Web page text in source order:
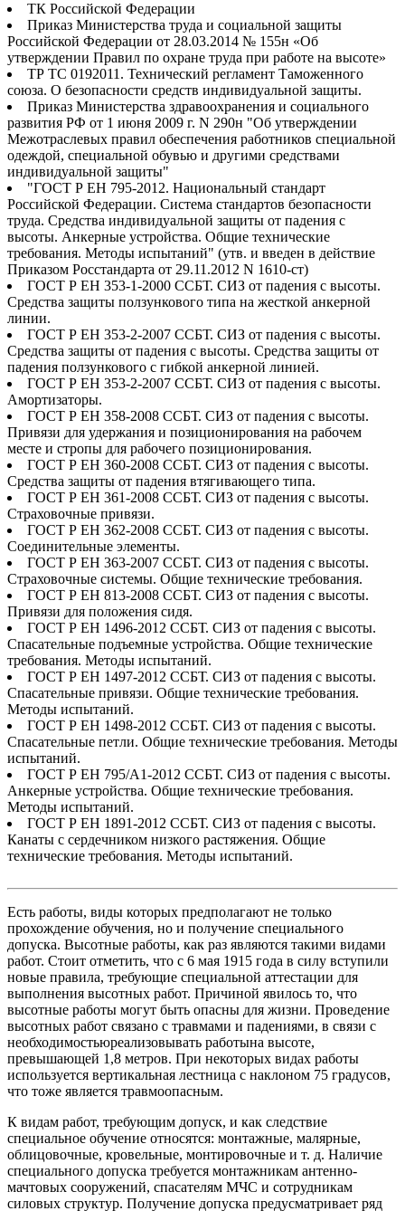
ТК Российской Федерации
Приказ Министерства труда и социальной защиты
Российской Федерации от 28.03.2014 № 155н «Об
утверждении Правил по охране труда при работе на высоте»
ТР ТС 0192011. Технический регламент Таможенного
союза. О безопасности средств индивидуальной защиты.
Приказ Министерства здравоохранения и социального
развития РФ от 1 июня 2009 г. N 290н "Об утверждении
Межотраслевых правил обеспечения работников специальной
одеждой, специальной обувью и другими средствами
индивидуальной защиты"
"ГОСТ Р ЕН 795-2012. Национальный стандарт
Российской Федерации. Система стандартов безопасности
труда. Средства индивидуальной защиты от падения с
высоты. Анкерные устройства. Общие технические
требования. Методы испытаний" (утв. и введен в действие
Приказом Росстандарта от 29.11.2012 N 1610-ст)
ГОСТ Р ЕН 353-1-2000 ССБТ. СИЗ от падения с высоты.
Средства защиты ползункового типа на жесткой анкерной
линии.
ГОСТ Р ЕН 353-2-2007 ССБТ. СИЗ от падения с высоты.
Средства защиты от падения с высоты. Средства защиты от
падения ползункового с гибкой анкерной линией.
ГОСТ Р ЕН 353-2-2007 ССБТ. СИЗ от падения с высоты.
Амортизаторы.
ГОСТ Р ЕН 358-2008 ССБТ. СИЗ от падения с высоты.
Привязи для удержания и позиционирования на рабочем
месте и стропы для рабочего позиционирования.
ГОСТ Р ЕН 360-2008 ССБТ. СИЗ от падения с высоты.
Средства защиты от падения втягивающего типа.
ГОСТ Р ЕН 361-2008 ССБТ. СИЗ от падения с высоты.
Страховочные привязи.
ГОСТ Р ЕН 362-2008 ССБТ. СИЗ от падения с высоты.
Соединительные элементы.
ГОСТ Р ЕН 363-2007 ССБТ. СИЗ от падения с высоты.
Страховочные системы. Общие технические требования.
ГОСТ Р ЕН 813-2008 ССБТ. СИЗ от падения с высоты.
Привязи для положения сидя.
ГОСТ Р ЕН 1496-2012 ССБТ. СИЗ от падения с высоты.
Спасательные подъемные устройства. Общие технические
требования. Методы испытаний.
ГОСТ Р ЕН 1497-2012 ССБТ. СИЗ от падения с высоты.
Спасательные привязи. Общие технические требования.
Методы испытаний.
ГОСТ Р ЕН 1498-2012 ССБТ. СИЗ от падения с высоты.
Спасательные петли. Общие технические требования. Методы
испытаний.
ГОСТ Р ЕН 795/А1-2012 ССБТ. СИЗ от падения с высоты.
Анкерные устройства. Общие технические требования.
Методы испытаний.
ГОСТ Р ЕН 1891-2012 ССБТ. СИЗ от падения с высоты.
Канаты с сердечником низкого растяжения. Общие
технические требования. Методы испытаний.
Есть работы, виды которых предполагают не только
прохождение обучения, но и получение специального
допуска. Высотные работы, как раз являются такими видами
работ. Стоит отметить, что с 6 мая 1915 года в силу вступили
новые правила, требующие специальной аттестации для
выполнения высотных работ. Причиной явилось то, что
высотные работы могут быть опасны для жизни. Проведение
высотных работ связано с травмами и падениями, в связи с
необходимостьюреализовывать работына высоте,
превышающей 1,8 метров. При некоторых видах работы
используется вертикальная лестница с наклоном 75 градусов,
что тоже является травмоопасным.
К видам работ, требующим допуск, и как следствие
специальное обучение относятся: монтажные, малярные,
облицовочные, кровельные, монтировочные и т. д. Наличие
специального допуска требуется монтажникам антенно-
мачтовых сооружений, спасателям МЧС и сотрудникам
силовых структур. Получение допуска предусматривает ряд